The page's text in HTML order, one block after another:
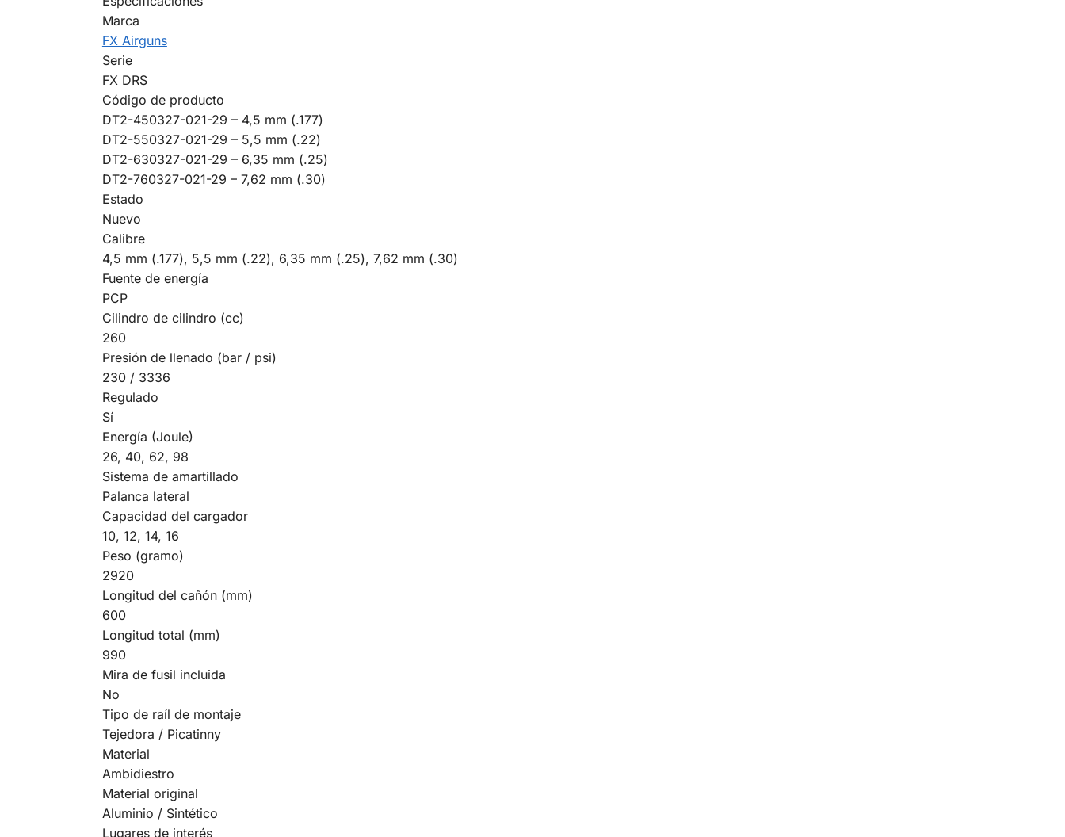
Marca
FX Airguns
Serie
FX DRS
Código de producto
DT2-450327-021-29 – 4,5 mm (.177)
DT2-550327-021-29 – 5,5 mm (.22)
DT2-630327-021-29 – 6,35 mm (.25)
DT2-760327-021-29 – 7,62 mm (.30)
Estado
Nuevo
Calibre
4,5 mm (.177), 5,5 mm (.22), 6,35 mm (.25), 7,62 mm (.30)
Fuente de energía
PCP
Cilindro de cilindro (cc)
260
Presión de llenado (bar / psi)
230 / 3336
Regulado
Sí
Energía (Joule)
26, 40, 62, 98
Sistema de amartillado
Palanca lateral
Capacidad del cargador
10, 12, 14, 16
Peso (gramo)
2920
Longitud del cañón (mm)
600
Longitud total (mm)
990
Mira de fusil incluida
No
Tipo de raíl de montaje
Tejedora / Picatinny
Material
Ambidiestro
Material original
Aluminio / Sintético
Lugares de interés